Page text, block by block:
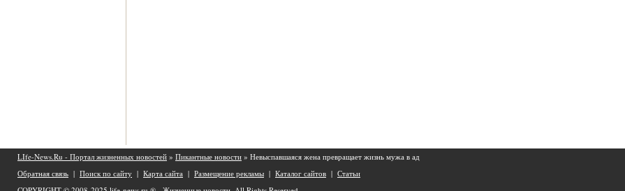
LIfe-News.Ru - Портал жизненных новостей » Пикантные новости » Невыспавшаяся жена превращает жизнь мужа в ад
Обратная связь | Поиск по сайту | Карта сайта | Размещение рекламы | Каталог сайтов | Статьи